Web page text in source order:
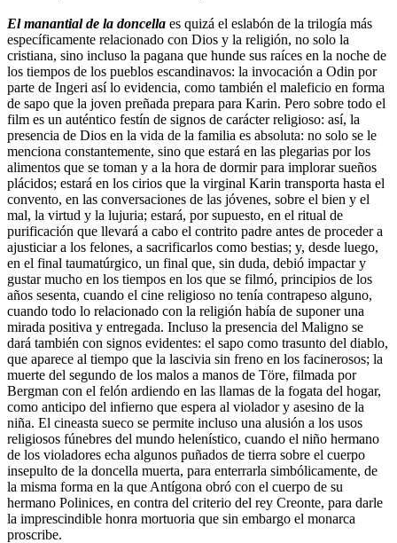
El manantial de la doncella es quizá el eslabón de la trilogía más
específicamente relacionado con Dios y la religión, no solo la
cristiana, sino incluso la pagana que hunde sus raíces en la noche de
los tiempos de los pueblos escandinavos: la invocación a Odin por
parte de Ingeri así lo evidencia, como también el maleficio en forma
de sapo que la joven preñada prepara para Karin. Pero sobre todo el
film es un auténtico festín de signos de carácter religioso: así, la
presencia de Dios en la vida de la familia es absoluta: no solo se le
menciona constantemente, sino que estará en las plegarias por los
alimentos que se toman y a la hora de dormir para implorar sueños
plácidos; estará en los cirios que la virginal Karin transporta hasta el
convento, en las conversaciones de las jóvenes, sobre el bien y el
mal, la virtud y la lujuria; estará, por supuesto, en el ritual de
purificación que llevará a cabo el contrito padre antes de proceder a
ajusticiar a los felones, a sacrificarlos como bestias; y, desde luego,
en el final taumatúrgico, un final que, sin duda, debió impactar y
gustar mucho en los tiempos en los que se filmó, principios de los
años sesenta, cuando el cine religioso no tenía contrapeso alguno,
cuando todo lo relacionado con la religión había de suponer una
mirada positiva y entregada. Incluso la presencia del Maligno se
dará también con signos evidentes: el sapo como trasunto del diablo,
que aparece al tiempo que la lascivia sin freno en los facinerosos; la
muerte del segundo de los malos a manos de Töre, filmada por
Bergman con el felón ardiendo en las llamas de la fogata del hogar,
como anticipo del infierno que espera al violador y asesino de la
niña. El cineasta sueco se permite incluso una alusión a los usos
religiosos fúnebres del mundo helenístico, cuando el niño hermano
de los violadores echa algunos puñados de tierra sobre el cuerpo
insepulto de la doncella muerta, para enterrarla simbólicamente, de
la misma forma en la que Antígona obró con el cuerpo de su
hermano Polinices, en contra del criterio del rey Creonte, para darle
la imprescindible honra mortuoria que sin embargo el monarca
proscribe.